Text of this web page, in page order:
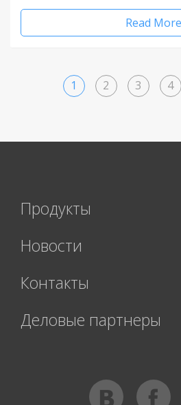
Read More
1 2 3 4
Продукты
Новости
Контакты
Деловые партнеры